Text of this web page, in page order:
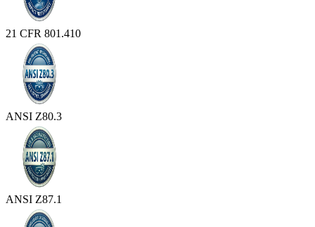
21 CFR 801.410
ANSI Z80.3
ANSI Z87.1